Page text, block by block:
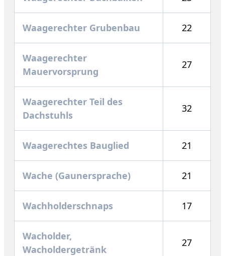
Waagerechter Grubenbau 22
Waagerechter
Mauervorsprung
27
Waagerechter Teil des
Dachstuhls
32
Waagerechtes Bauglied 21
Wache (Gaunersprache) 21
Wachholderschnaps 17
Wacholder,
Wacholdergetränk
27